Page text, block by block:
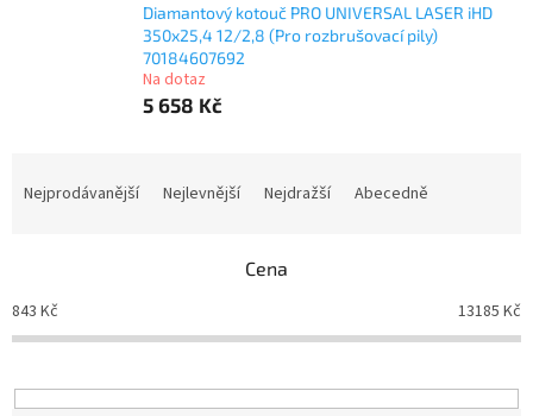
Diamantový kotouč PRO UNIVERSAL LASER iHD
350x25,4 12/2,8 (Pro rozbrušovací pily)
70184607692
Na dotaz
5 658 Kč
p
r
d
Nejprodávanější Nejlevnější Nejdražší Abecedně
Cena
843 Kč 13185 Kč